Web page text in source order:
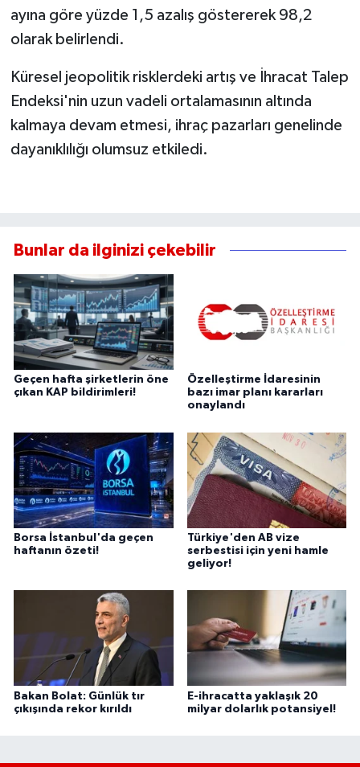
ayına göre yüzde 1,5 azalış göstererek 98,2
olarak belirlendi.
Küresel jeopolitik risklerdeki artış ve İhracat Talep
Endeksi'nin uzun vadeli ortalamasının altında
kalmaya devam etmesi, ihraç pazarları genelinde
dayanıklılığı olumsuz etkiledi.
Bunlar da ilginizi çekebilir
Geçen hafta şirketlerin öne
çıkan KAP bildirimleri!
Özelleştirme İdaresinin
bazı imar planı kararları
onaylandı
Borsa İstanbul'da geçen
haftanın özeti!
Türkiye'den AB vize
serbestisi için yeni hamle
geliyor!
Bakan Bolat: Günlük tır
çıkışında rekor kırıldı
E-ihracatta yaklaşık 20
milyar dolarlık potansiyel!